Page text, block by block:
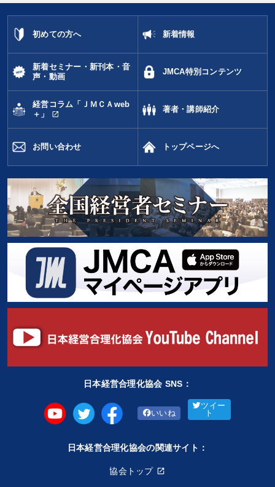
初めての方へ 新着情報
新着セミナー・新刊本・音
声・動画
JMCA特別コンテンツ
経営コラム「ＪＭＣＡweb
＋」
open_in_new
著者・講師紹介
お問い合わせ トップページへ
日本経営合理化協会 SNS：
いいね
ツイー
ト
日本経営合理化協会の関連サイト：
協会トップ